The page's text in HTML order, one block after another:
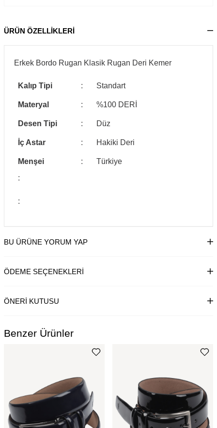
ÜRÜN ÖZELLİKLERİ
Erkek Bordo Rugan Klasik Rugan Deri Kemer
Kalıp Tipi : Standart
Materyal : %100 DERİ
Desen Tipi : Düz
İç Astar : Hakiki Deri
Menşei :
Türkiye
:
:
BU ÜRÜNE YORUM YAP
ÖDEME SEÇENEKLERI
ÖNERI KUTUSU
Benzer Ürünler